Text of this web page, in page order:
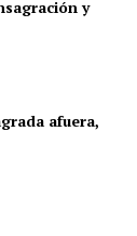
y
afuera,